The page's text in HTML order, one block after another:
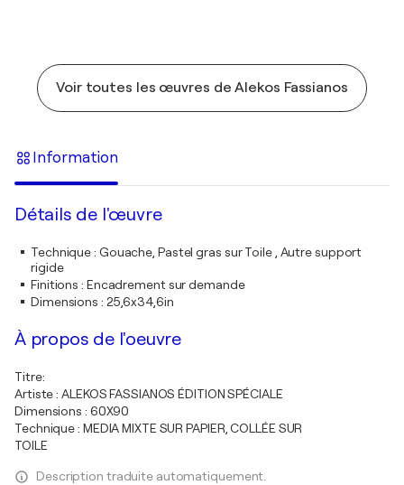
Voir toutes les œuvres de Alekos Fassianos
Information
Détails de l'œuvre
Technique: Gouache, Pastel gras sur Toile , Autre support
rigide
Finitions : Encadrement sur demande
Dimensions : 25,6x34,6in
À propos de l'oeuvre
Titre:
Artiste : ALEKOS FASSIANOS ÉDITION SPÉCIALE
Dimensions : 60X90
Technique : MEDIA MIXTE SUR PAPIER, COLLÉE SUR
TOILE
Description traduite automatiquement.